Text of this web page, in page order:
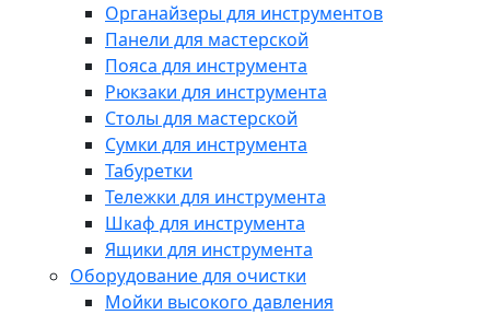
Органайзеры для инструментов
Панели для мастерской
Пояса для инструмента
Рюкзаки для инструмента
Столы для мастерской
Сумки для инструмента
Табуретки
Тележки для инструмента
Шкаф для инструмента
Ящики для инструмента
Оборудование для очистки
Мойки высокого давления